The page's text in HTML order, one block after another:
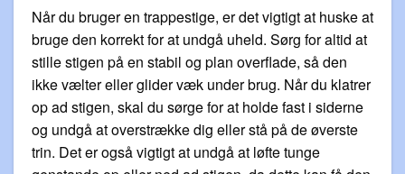
Når du bruger en trappestige, er det vigtigt at huske at
bruge den korrekt for at undgå uheld. Sørg for altid at
stille stigen på en stabil og plan overflade, så den
ikke vælter eller glider væk under brug. Når du klatrer
op ad stigen, skal du sørge for at holde fast i siderne
og undgå at overstrække dig eller stå på de øverste
trin. Det er også vigtigt at undgå at løfte tunge